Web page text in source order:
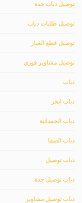
توصيل دباب جدة
توصيل طلبات دباب
توصيل قطع الغيار
توصيل مشاوير فوري
دباب
دباب ابحر
دباب الحمدانية
دباب الصفا
دباب توصيل
دباب توصيل جدة
دباب توصيل مشاوير